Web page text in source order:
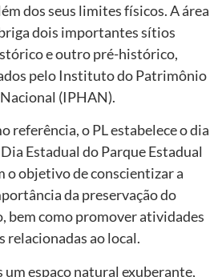
dos seus limites físicos. A área
dois importantes sítios
e outro pré-histórico,
pelo Instituto do Patrimônio
(IPHAN).
referência, o PL estabelece o dia
Estadual do Parque Estadual
o objetivo de conscientizar a
da preservação do
bem como promover atividades
relacionadas ao local.
um espaço natural exuberante,